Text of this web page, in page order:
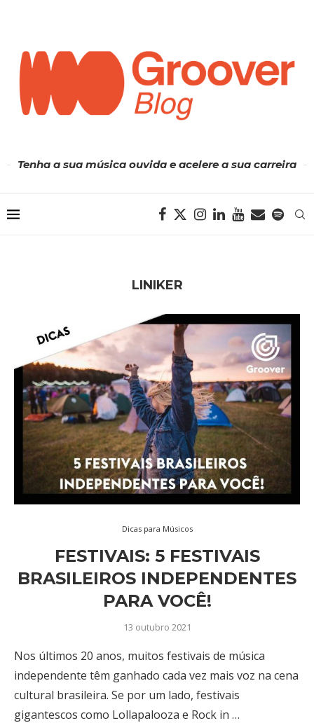
Tenha a sua música ouvida e acelere a sua carreira
LINIKER
Dicas para Músicos
FESTIVAIS: 5 FESTIVAIS
BRASILEIROS INDEPENDENTES
PARA VOCÊ!
13 outubro 2021
Nos últimos 20 anos, muitos festivais de música
independente têm ganhado cada vez mais voz na cena
cultural brasileira. Se por um lado, festivais
gigantescos como Lollapalooza e Rock in …